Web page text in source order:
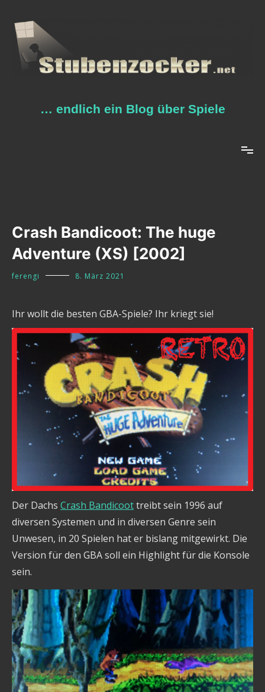
Inhalt
springen
… endlich ein Blog über Spiele
Crash Bandicoot: The huge
Adventure (XS) [2002]
ferengi 8. März 2021
Ihr wollt die besten GBA-Spiele? Ihr kriegt sie!
Der Dachs Crash Bandicoottreibt sein 1996 auf
diversen Systemen und in diversen Genre sein
Unwesen, in 20 Spielen hat er bislang mitgewirkt. Die
Version für den GBA soll ein Highlight für die Konsole
sein.